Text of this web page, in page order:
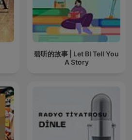
碧听的故事 | Let BI Tell You
A Story